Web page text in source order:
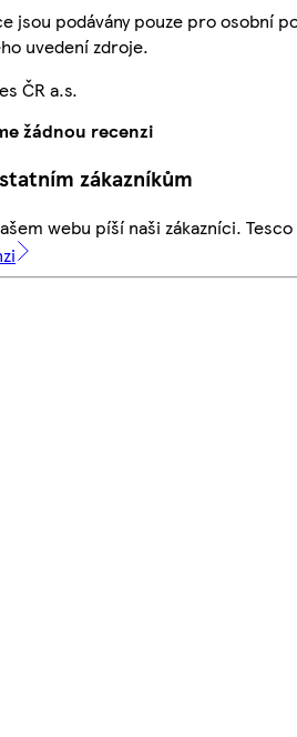
jsou podávány pouze pro osobní
uvedení zdroje.
ČR a.s.
žádnou recenzi
zákazníkům
webu píší naši zákazníci.